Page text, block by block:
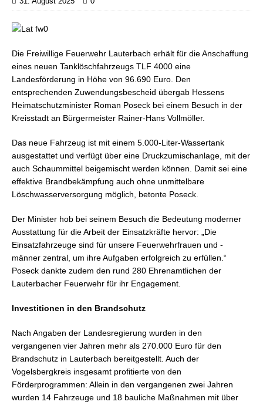
Die Freiwillige Feuerwehr Lauterbach erhält für die Anschaffung
eines neuen Tanklöschfahrzeugs TLF 4000 eine
Landesförderung in Höhe von 96.690 Euro. Den
entsprechenden Zuwendungsbescheid übergab Hessens
Heimatschutzminister Roman Poseck bei einem Besuch in der
Kreisstadt an Bürgermeister Rainer-Hans Vollmöller.
Das neue Fahrzeug ist mit einem 5.000-Liter-Wassertank
ausgestattet und verfügt über eine Druckzumischanlage, mit der
auch Schaummittel beigemischt werden können. Damit sei eine
effektive Brandbekämpfung auch ohne unmittelbare
Löschwasserversorgung möglich, betonte Poseck.
Der Minister hob bei seinem Besuch die Bedeutung moderner
Ausstattung für die Arbeit der Einsatzkräfte hervor: „Die
Einsatzfahrzeuge sind für unsere Feuerwehrfrauen und -
männer zentral, um ihre Aufgaben erfolgreich zu erfüllen.“
Poseck dankte zudem den rund 280 Ehrenamtlichen der
Lauterbacher Feuerwehr für ihr Engagement.
Investitionen in den Brandschutz
Nach Angaben der Landesregierung wurden in den
vergangenen vier Jahren mehr als 270.000 Euro für den
Brandschutz in Lauterbach bereitgestellt. Auch der
Vogelsbergkreis insgesamt profitierte von den
Förderprogrammen: Allein in den vergangenen zwei Jahren
wurden 14 Fahrzeuge und 18 bauliche Maßnahmen mit über